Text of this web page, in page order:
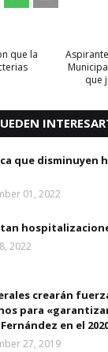
que
que la
que disminuyen
01, 2022
2022
crearán
para
en el
27, 2019